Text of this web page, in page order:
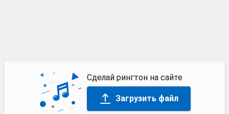
Сделай рингтон на сайте
Загрузить файл